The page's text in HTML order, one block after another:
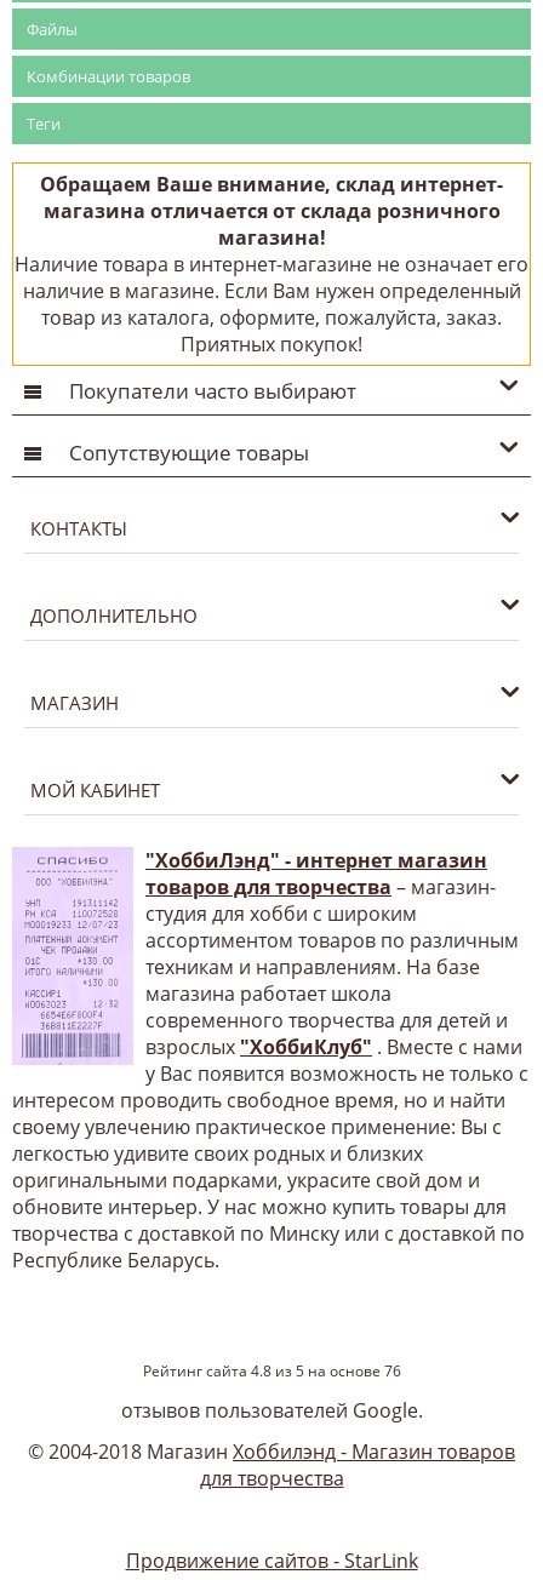
Файлы
Комбинации товаров
Теги
Обращаем Ваше внимание, склад интернет-
магазина отличается от склада розничного
магазина!
Наличие товара в интернет-магазине не означает его
наличие в магазине. Если Вам нужен определенный
товар из каталога, оформите, пожалуйста, заказ.
Приятных покупок!
Покупатели часто выбирают
Сопутствующие товары
КОНТАКТЫ
ДОПОЛНИТЕЛЬНО
МАГАЗИН
МОЙ КАБИНЕТ
"ХоббиЛэнд" - интернет магазин
товаров для творчества – магазин-
студия для хобби с широким
ассортиментом товаров по различным
техникам и направлениям. На базе
магазина работает школа
современного творчества для детей и
взрослых "ХоббиКлуб" . Вместе с нами
у Вас появится возможность не только с
интересом проводить свободное время, но и найти
своему увлечению практическое применение: Вы с
легкостью удивите своих родных и близких
оригинальными подарками, украсите свой дом и
обновите интерьер. У нас можно купить товары для
творчества с доставкой по Минску или с доставкой по
Республике Беларусь.
Рейтинг сайта 4.8из5на основе 76
отзывов пользователей Google.
© 2004-2018 Магазин Хоббилэнд - Магазин товаров
для творчества
Продвижение сайтов - StarLink